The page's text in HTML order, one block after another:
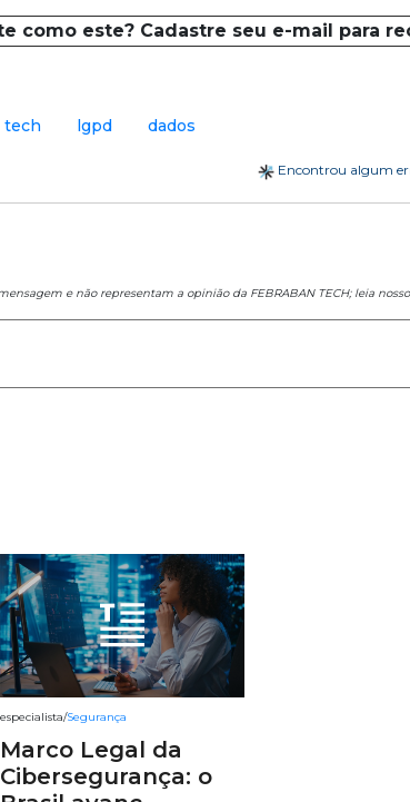
como este? Cadastre seu e-mail para
tech lgpd dados
Encontrou algum
e não representam a opinião da FEBRABAN TECH; leia
especialista/Segurança
Marco Legal da
Cibersegurança: o